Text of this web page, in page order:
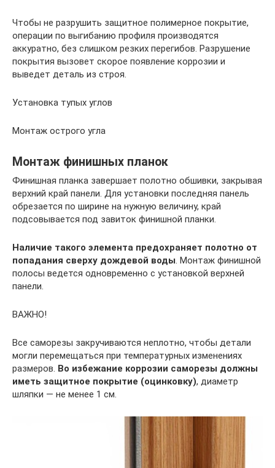
Чтобы не разрушить защитное полимерное покрытие,
операции по выгибанию профиля производятся
аккуратно, без слишком резких перегибов. Разрушение
покрытия вызовет скорое появление коррозии и
выведет деталь из строя.
Установка тупых углов
Монтаж острого угла
Монтаж финишных планок
Финишная планка завершает полотно обшивки, закрывая
верхний край панели. Для установки последняя панель
обрезается по ширине на нужную величину, край
подсовывается под завиток финишной планки.
Наличие такого элемента предохраняет полотно от
попадания сверху дождевой воды. Монтаж финишной
полосы ведется одновременно с установкой верхней
панели.
ВАЖНО!
Все саморезы закручиваются неплотно, чтобы детали
могли перемещаться при температурных изменениях
размеров. Во избежание коррозии саморезы должны
иметь защитное покрытие (оцинковку), диаметр
шляпки — не менее 1 см.